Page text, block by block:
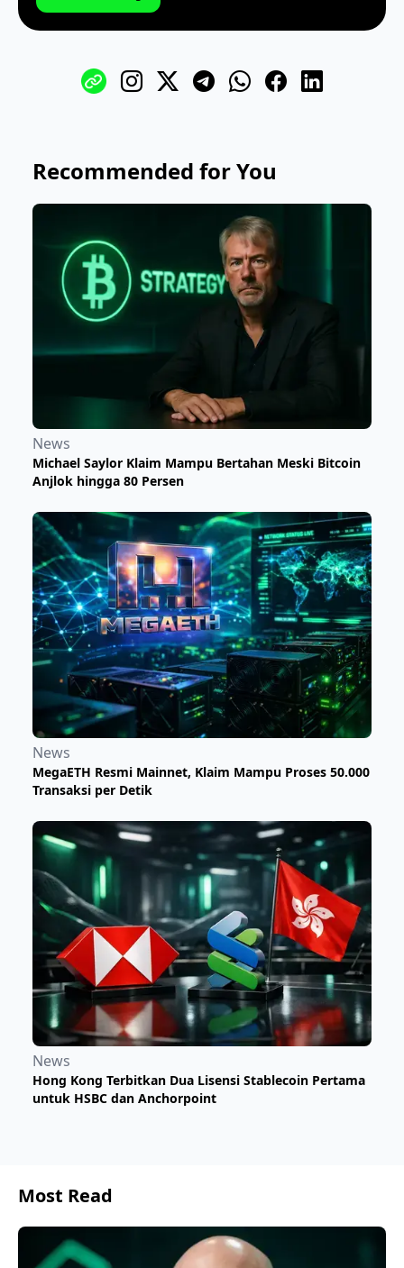
Recommended for You
News
Michael Saylor Klaim Mampu Bertahan Meski Bitcoin
Anjlok hingga 80 Persen
News
MegaETH Resmi Mainnet, Klaim Mampu Proses 50.000
Transaksi per Detik
News
Hong Kong Terbitkan Dua Lisensi Stablecoin Pertama
untuk HSBC dan Anchorpoint
Most Read